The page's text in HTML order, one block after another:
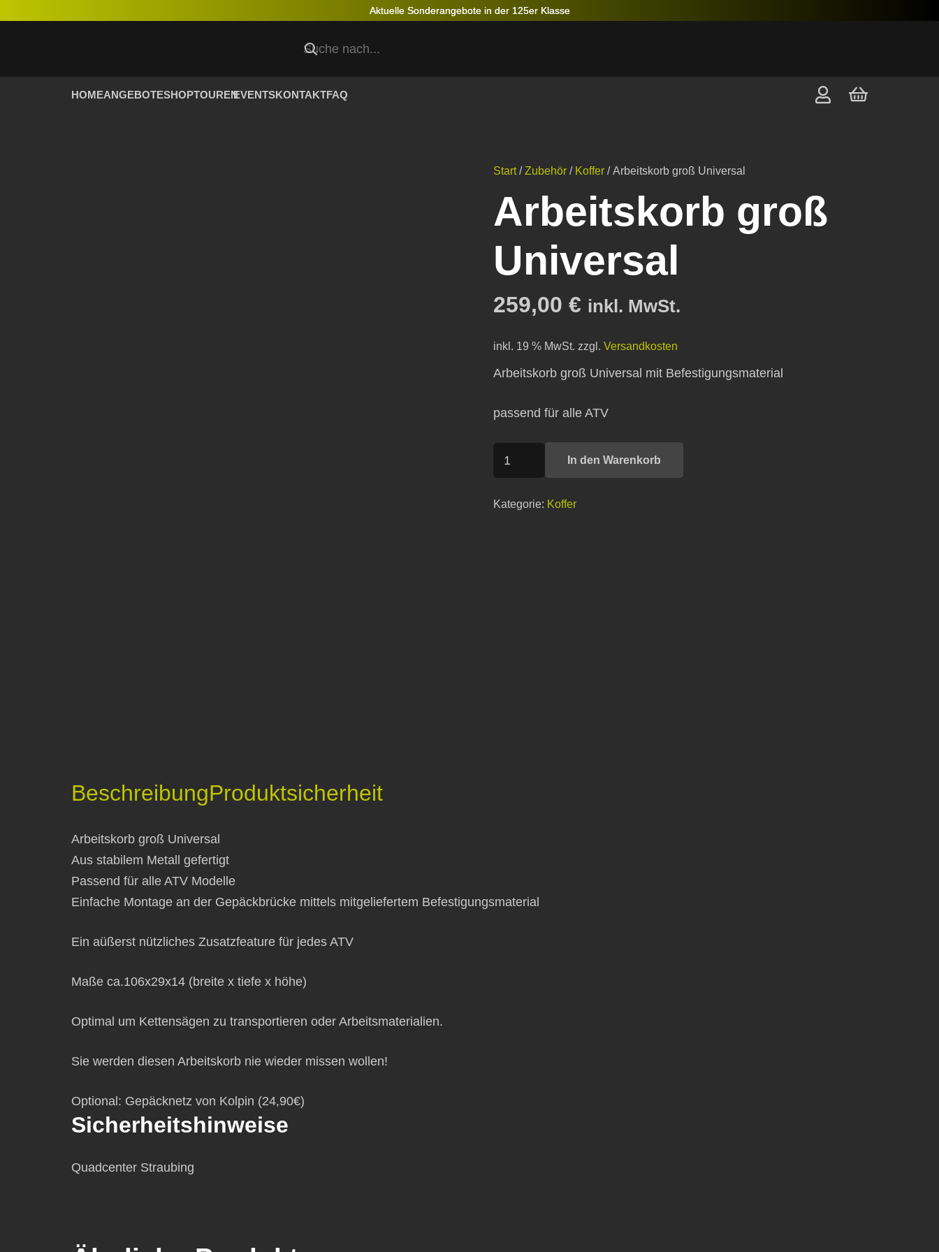
Aktuelle Sonderangebote in der 125er Klasse
HOMEANGEBOTESHOPTOURENEVENTSKONTAKTFAQ
Start/Zubehör / Koffer / Arbeitskorb groß Universal
Arbeitskorb groß
Universal
259,00€ inkl. MwSt.
inkl. 19 % MwSt. zzgl.Versandkosten
Arbeitskorb groß Universal mit Befestigungsmaterial
passend für alle ATV
In den Warenkorb
Kategorie: Koffer
BeschreibungProduktsicherheit
Arbeitskorb groß Universal
Aus stabilem Metall gefertigt
Passend für alle ATV Modelle
Einfache Montage an der Gepäckbrücke mittels mitgeliefertem Befestigungsmaterial
Ein aüßerst nützliches Zusatzfeature für jedes ATV
Maße ca.106x29x14 (breite x tiefe x höhe)
Optimal um Kettensägen zu transportieren oder Arbeitsmaterialien.
Sie werden diesen Arbeitskorb nie wieder missen wollen!
Optional: Gepäcknetz von Kolpin (24,90€)
Sicherheitshinweise
Quadcenter Straubing